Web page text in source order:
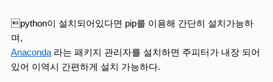
python이 설치되어있다면 pip를 이용해 간단히 설치가능하
며,
Anaconda 라는 패키지 관리자를 설치하면 주피터가 내장 되어
있어 이역시 간편하게 설치 가능하다.